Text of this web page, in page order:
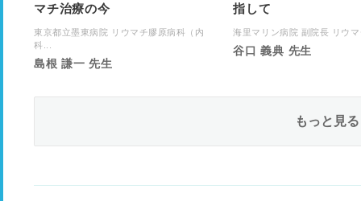
マチ治療の今
東京都立墨東病院 リウマチ膠原病科（内
科...
島根 謙一 先生
指して
海里マリン病院 副院長 リウ
谷口 義典 先生
もっと見る